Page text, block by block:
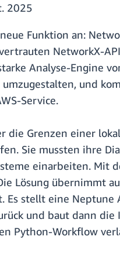
2025
Funktion an:
NetworkX-
Analyse-Engine
umzugestalten, und
Service.
die Grenzen einer
Sie mussten ihre
einarbeiten. Mit
Lösung übernimmt
Es stellt eine
und baut dann
Python-Workflow